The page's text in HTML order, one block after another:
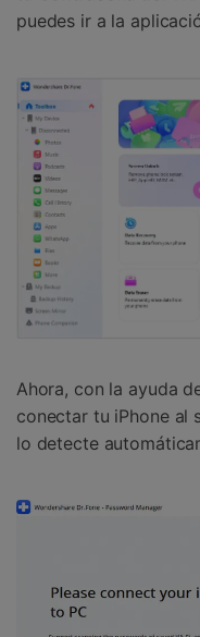
puedes ir a la
󠀰Ahora, con la ayuda
conectar tu iPhone al
lo detecte